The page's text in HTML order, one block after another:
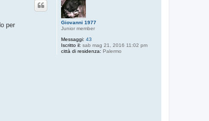
Giovanni 1977
Junior member
Messaggi: 43
Iscritto il: sab mag 21, 2016 11:02 pm
città di residenza: Palermo
per